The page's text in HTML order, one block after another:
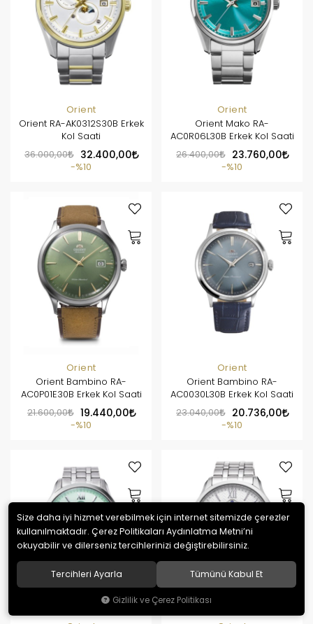
Orient
Orient RA-AK0312S30B Erkek
Kol Saati
36.000,00
32.400,00
%10
Orient
Orient Mako RA-
AC0R06L30B Erkek Kol Saati
26.400,00
23.760,00
%10
Orient
Orient Bambino RA-
AC0P01E30B Erkek Kol Saati
21.600,00
19.440,00
%10
Orient
Orient Bambino RA-
AC0030L30B Erkek Kol Saati
23.040,00
20.736,00
%10
Size daha iyi hizmet verebilmek için internet sitemizde çerezler
kullanılmaktadır. Çerez Politikaları Aydınlatma Metni’ni
okuyabilir ve dilerseniz tercihlerinizi değiştirebilirsiniz.
Tercihleri Ayarla Tümünü Kabul Et
Gizlilik ve Çerez Politikası